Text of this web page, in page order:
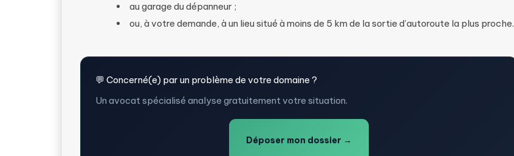
au garage du dépanneur ;
ou, à votre demande, à un lieu situé à moins de 5 km de la sortie d’autoroute la plus proche.
💬 Concerné(e) par un problème de votre domaine ?
Un avocat spécialisé analyse gratuitement votre situation.
Déposer mon dossier →